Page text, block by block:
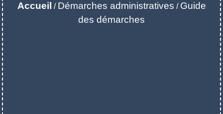
Accueil / Démarches administratives / Guide
des démarches